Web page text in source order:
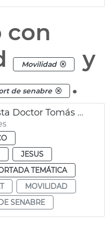
con
Movilidad
y
de senabre .
Nueva conexión ciclista Doctor Tomás Sala València
JESUS
TEMÁTICA
MOVILIDAD
SENABRE